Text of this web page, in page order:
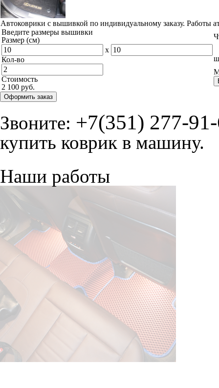
Автоковрики с вышивкой по индивидуальному заказу. Работы
Введите размеры вышивки
Размер (см)
x
Кол-во
Стоимость
2 100 руб.
Оформить заказ
Звоните: +7(351) 277-
купить коврик в машину.
Наши работы